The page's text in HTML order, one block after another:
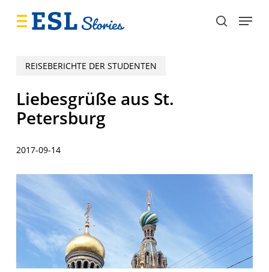
search
Menu
REISEBERICHTE DER STUDENTEN
Liebesgrüße aus St.
Petersburg
2017-09-14